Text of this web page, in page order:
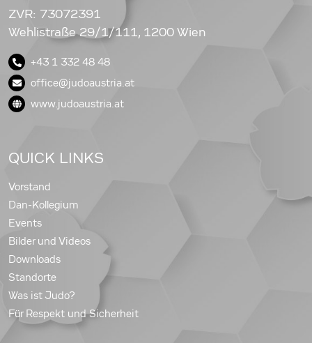
ZVR: 73072391
Wehlistraße 29/1/111, 1200 Wien
+43 1 332 48 48
office@judoaustria.at
www.judoaustria.at
QUICK LINKS
Vorstand
Dan-Kollegium
Events
Bilder und Videos
Downloads
Standorte
Was ist Judo?
Für Respekt und Sicherheit